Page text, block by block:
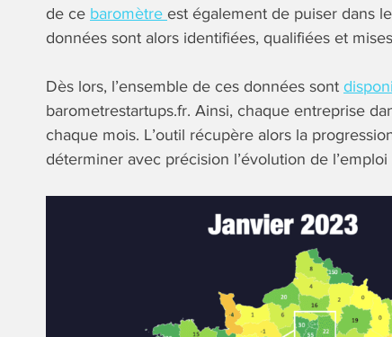
de ce baromètre est également de puiser dans
données sont alors identifiées, qualifiées et
Dès lors, l’ensemble de ces données sont
barometrestartups.fr. Ainsi, chaque entreprise
chaque mois. L’outil récupère alors la
déterminer avec précision l’évolution de l’emploi